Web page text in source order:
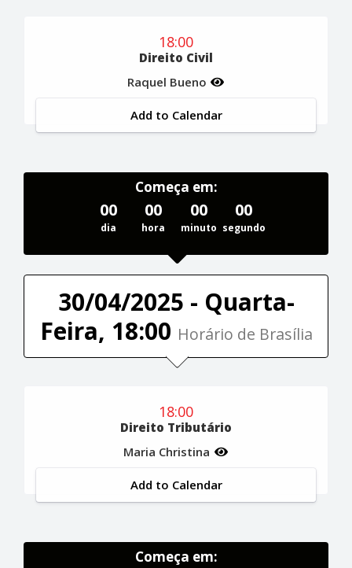
18:00
Direito Civil
Raquel Bueno
Add to Calendar
Começa em:
00
dia
00
hora
00
minuto
00
segundo
30/04/2025 - Quarta-
Feira, 18:00 Horário de Brasília
18:00
Direito Tributário
Maria Christina
Add to Calendar
Começa em: